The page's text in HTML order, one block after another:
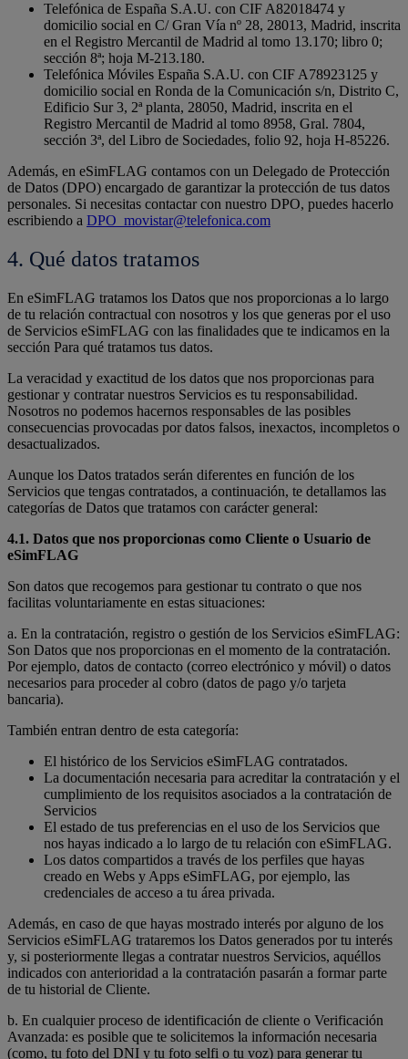
Telefónica de España S.A.U. con CIF A82018474 y
domicilio social en C/ Gran Vía nº 28, 28013, Madrid, inscrita
en el Registro Mercantil de Madrid al tomo 13.170; libro 0;
sección 8ª; hoja M-213.180.
Telefónica Móviles España S.A.U. con CIF A78923125 y
domicilio social en Ronda de la Comunicación s/n, Distrito C,
Edificio Sur 3, 2ª planta, 28050, Madrid, inscrita en el
Registro Mercantil de Madrid al tomo 8958, Gral. 7804,
sección 3ª, del Libro de Sociedades, folio 92, hoja H-85226.
Además, en eSimFLAG contamos con un Delegado de Protección
de Datos (DPO) encargado de garantizar la protección de tus datos
personales. Si necesitas contactar con nuestro DPO, puedes hacerlo
escribiendo a DPO_movistar@telefonica.com
4. Qué datos tratamos
En eSimFLAG tratamos los Datos que nos proporcionas a lo largo
de tu relación contractual con nosotros y los que generas por el uso
de Servicios eSimFLAG con las finalidades que te indicamos en la
sección Para qué tratamos tus datos.
La veracidad y exactitud de los datos que nos proporcionas para
gestionar y contratar nuestros Servicios es tu responsabilidad.
Nosotros no podemos hacernos responsables de las posibles
consecuencias provocadas por datos falsos, inexactos, incompletos o
desactualizados.
Aunque los Datos tratados serán diferentes en función de los
Servicios que tengas contratados, a continuación, te detallamos las
categorías de Datos que tratamos con carácter general:
4.1. Datos que nos proporcionas como Cliente o Usuario de
eSimFLAG
Son datos que recogemos para gestionar tu contrato o que nos
facilitas voluntariamente en estas situaciones:
a. En la contratación, registro o gestión de los Servicios eSimFLAG:
Son Datos que nos proporcionas en el momento de la contratación.
Por ejemplo, datos de contacto (correo electrónico y móvil) o datos
necesarios para proceder al cobro (datos de pago y/o tarjeta
bancaria).
También entran dentro de esta categoría:
El histórico de los Servicios eSimFLAG contratados.
La documentación necesaria para acreditar la contratación y el
cumplimiento de los requisitos asociados a la contratación de
Servicios
El estado de tus preferencias en el uso de los Servicios que
nos hayas indicado a lo largo de tu relación con eSimFLAG.
Los datos compartidos a través de los perfiles que hayas
creado en Webs y Apps eSimFLAG, por ejemplo, las
credenciales de acceso a tu área privada.
Además, en caso de que hayas mostrado interés por alguno de los
Servicios eSimFLAG trataremos los Datos generados por tu interés
y, si posteriormente llegas a contratar nuestros Servicios, aquéllos
indicados con anterioridad a la contratación pasarán a formar parte
de tu historial de Cliente.
b. En cualquier proceso de identificación de cliente o Verificación
Avanzada: es posible que te solicitemos la información necesaria
(como, tu foto del DNI y tu foto selfi o tu voz) para generar tu